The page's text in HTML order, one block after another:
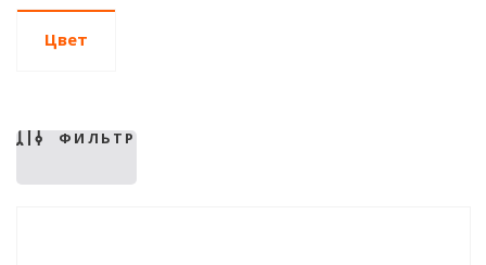
Цвет
ФИЛЬТР